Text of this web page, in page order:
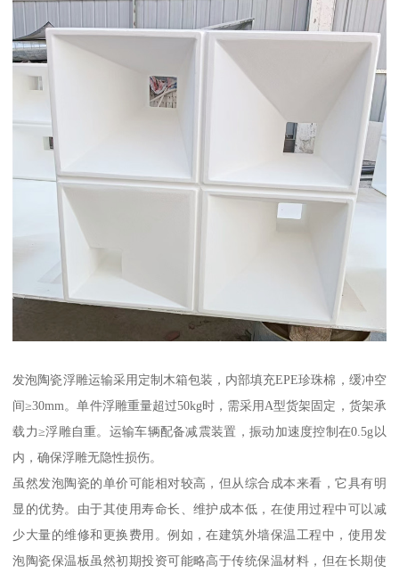
发泡陶瓷浮雕运输采用定制木箱包装，内部填充EPE珍珠棉，缓冲空
间≥30mm。单件浮雕重量超过50kg时，需采用A型货架固定，货架承
载力≥浮雕自重。运输车辆配备减震装置，振动加速度控制在0.5g以
内，确保浮雕无隐性损伤。
虽然发泡陶瓷的单价可能相对较高，但从综合成本来看，它具有明
显的优势。由于其使用寿命长、维护成本低，在使用过程中可以减
少大量的维修和更换费用。例如，在建筑外墙保温工程中，使用发
泡陶瓷保温板虽然初期投资可能略高于传统保温材料，但在长期使